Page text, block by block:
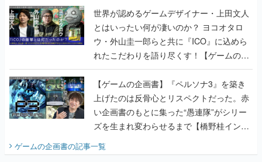
世界が認めるゲームデザイナー・上田文人
とはいったい何が凄いのか？ ヨコオタロ
ウ・外山圭一郎らと共に『ICO』に込めら
れたこだわりを語り尽くす！【ゲームの企
画書】
【ゲームの企画書】『ペルソナ3』を築き
上げたのは反骨心とリスペクトだった。赤
い企画書のもとに集った“愚連隊”がシリー
ズを生まれ変わらせるまで【橋野桂インタ
ビュー】
ゲームの企画書の記事一覧